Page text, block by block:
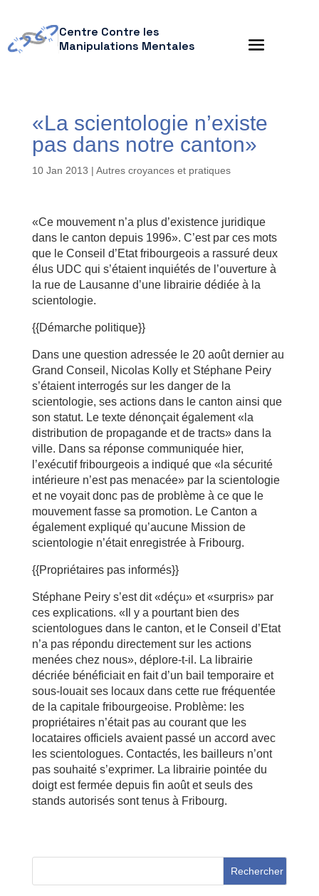
Centre Contre les
Manipulations Mentales
«La scientologie n’existe
pas dans notre canton»
10 Jan 2013 | Autres croyances et pratiques
«Ce mouvement n’a plus d’existence juridique
dans le canton depuis 1996». C’est par ces mots
que le Conseil d’Etat fribourgeois a rassuré deux
élus UDC qui s’étaient inquiétés de l’ouverture à
la rue de Lausanne d’une librairie dédiée à la
scientologie.
{{Démarche politique}}
Dans une question adressée le 20 août dernier au
Grand Conseil, Nicolas Kolly et Stéphane Peiry
s’étaient interrogés sur les danger de la
scientologie, ses actions dans le canton ainsi que
son statut. Le texte dénonçait également «la
distribution de propagande et de tracts» dans la
ville. Dans sa réponse communiquée hier,
l’exécutif fribourgeois a indiqué que «la sécurité
intérieure n’est pas menacée» par la scientologie
et ne voyait donc pas de problème à ce que le
mouvement fasse sa promotion. Le Canton a
également expliqué qu’aucune Mission de
scientologie n’était enregistrée à Fribourg.
{{Propriétaires pas informés}}
Stéphane Peiry s’est dit «déçu» et «surpris» par
ces explications. «Il y a pourtant bien des
scientologues dans le canton, et le Conseil d’Etat
n’a pas répondu directement sur les actions
menées chez nous», déplore-t-il. La librairie
décriée bénéficiait en fait d’un bail temporaire et
sous-louait ses locaux dans cette rue fréquentée
de la capitale fribourgeoise. Problème: les
propriétaires n’était pas au courant que les
locataires officiels avaient passé un accord avec
les scientologues. Contactés, les bailleurs n’ont
pas souhaité s’exprimer. La librairie pointée du
doigt est fermée depuis fin août et seuls des
stands autorisés sont tenus à Fribourg.